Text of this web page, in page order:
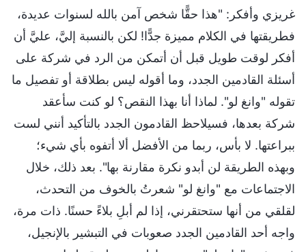
غريزي وأفكر: "هذا حقًّا شخص آمن بالله لسنوات عديدة،
فطريقتها في الكلام مميزة جدًّا! لكن بالنسبة إليَّ، عليَّ أن
أفكر لوقت طويل قبل أن أتمكن من الرد في شركة على
أسئلة القادمين الجدد، وما أقوله ليس بطلاقة أو تفصيل ما
تقوله "وانغ لو". لماذا أنا بهذا النقص؟ لو كنت سأعقد
شركة بعدها، فسيلاحظ القادمون الجدد بالتأكيد أنني لست
ببراعتها. لا بأس، ربما من الأفضل ألا أتفوه بأي شيء؛
وبهذه الطريقة لن أبدو نكرة مقارنة بها". بعد ذلك، خلال
الاجتماعات مع "وانغ لو" شعرتُ بالخوف من التحدث،
لقلقي من أنها ستحتقرني، إذا لم أبلِ بلاءً حسنًا. ذات مرة،
واجه أحد القادمين الجدد صعوبات في التبشير بالإنجيل،